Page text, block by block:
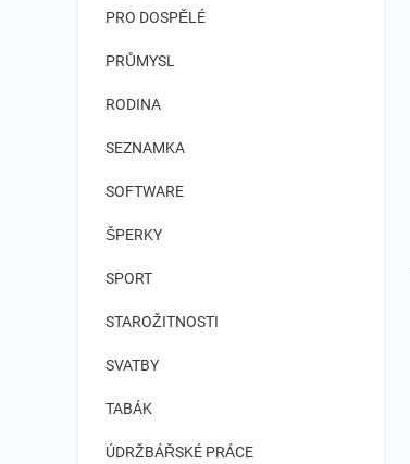
PRO DOSPĚLÉ
PRŮMYSL
RODINA
SEZNAMKA
SOFTWARE
ŠPERKY
SPORT
STAROŽITNOSTI
SVATBY
TABÁK
ÚDRŽBÁŘSKÉ PRÁCE